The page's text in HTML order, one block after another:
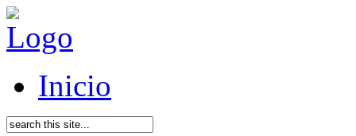
Inicio